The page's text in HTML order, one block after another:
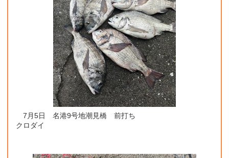
7月5日 名港9号地潮見橋 前打ち
クロダイ